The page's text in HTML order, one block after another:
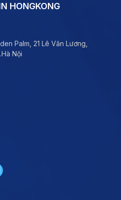
HONGKONG
Palm, 21 Lê Văn Lương,
Nội